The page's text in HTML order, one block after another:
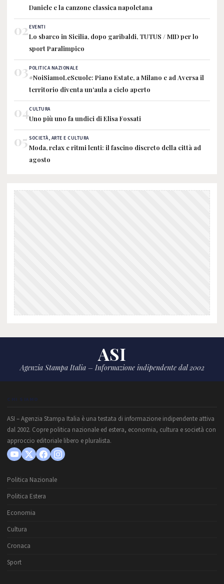
Daniele e la canzone classica napoletana
02EVENTI
Lo sbarco in Sicilia, dopo garibaldi, TUTUS / MID per lo
sport Paralimpico
03POLITICA NAZIONALE
#NoiSiamoLeScuole: Piano Estate, a Milano e ad Aversa il
territorio diventa un'aula a cielo aperto
04CULTURA
Uno più uno fa undici di Elisa Fossati
05 SOCIETÀ, ARTE E CULTURA
Moda, relax e ritmi lenti: il fascino discreto della città ad
agosto
ASI
Agenzia Stampa Italia – Informazione indipendente dal 2002
CHI SIAMO
ASI – Agenzia Stampa Italia è una testata di informazione indipendente attiva
dal 2002. Copre politica nazionale ed estera, economia, cultura e società con
approccio editoriale libero e pluralista.
Politica Nazionale
Politica Estera
Economia
Cultura
Cronaca
Sport